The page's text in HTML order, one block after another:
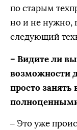
по старым
но и не нужно,
следующий
– Видите ли
возможности
просто занять
– Это уже